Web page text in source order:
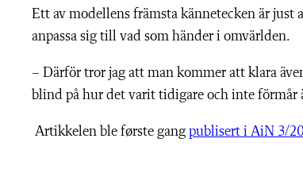
Ett av modellens främsta kännetecken är just
anpassa sig till vad som händer i omvärlden.
– Därför tror jag att man kommer att klara
blind på hur det varit tidigare och inte förmår
Artikkelen ble første gang publisert i AiN 3/